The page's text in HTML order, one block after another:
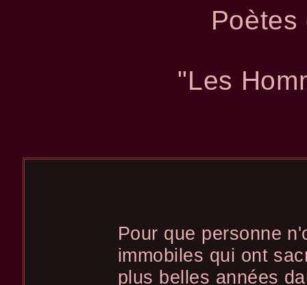
"Les
Pour que personne
immobiles qui ont
plus belles années